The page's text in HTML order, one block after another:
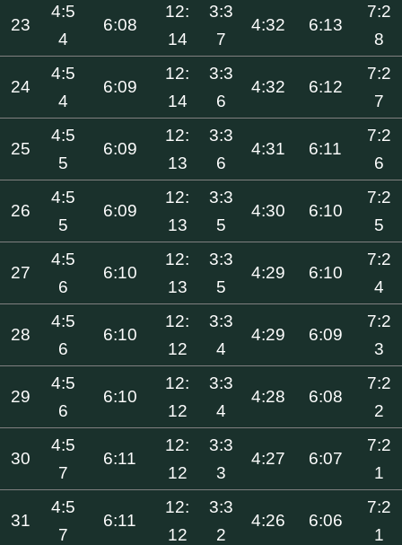
23
4:5
4
6:08
12:
14
3:3
7
4:32 6:13
7:2
8
24
4:5
4
6:09
12:
14
3:3
6
4:32 6:12
7:2
7
25
4:5
5
6:09
12:
13
3:3
6
4:31 6:11
7:2
6
26
4:5
5
6:09
12:
13
3:3
5
4:30 6:10
7:2
5
27
4:5
6
6:10
12:
13
3:3
5
4:29 6:10
7:2
4
28
4:5
6
6:10
12:
12
3:3
4
4:29 6:09
7:2
3
29
4:5
6
6:10
12:
12
3:3
4
4:28 6:08
7:2
2
30
4:5
7
6:11
12:
12
3:3
3
4:27 6:07
7:2
1
31
4:5
7
6:11
12:
12
3:3
2
4:26 6:06
7:2
1